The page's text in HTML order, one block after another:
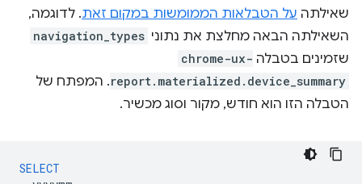
שאילתה על הטבלאות הממומשות במקום זאת. לדוגמה,
השאילתה הבאה מחלצת את נתוני navigation_types
שזמינים בטבלה chrome-ux-
report.materialized.device_summary. המפתח של
הטבלה הזו הוא חודש, מקור וסוג מכשיר.
SELECT